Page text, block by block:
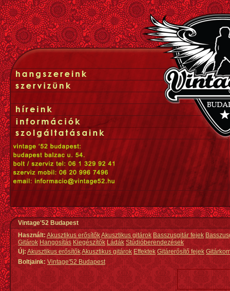
Vintage'52 Budapest
Használt: Akusztikus erősítőkAkusztikus gitárok Basszusgitár fejek
Gitárok Hangosítás Kiegészítők Ládák Stúdióberendezések
Új:Akusztikus erősítőkAkusztikus gitárok Effektek Gitárerősítő fejek
Boltjaink: Vintage'52 Budapest